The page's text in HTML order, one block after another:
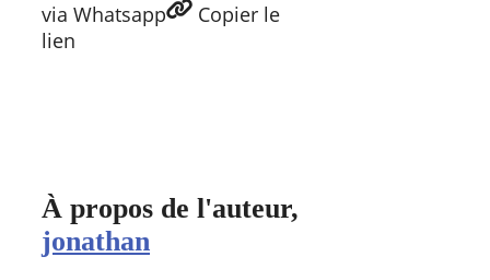
via Whatsapp
Copier le
lien
À propos de l'auteur,
jonathan